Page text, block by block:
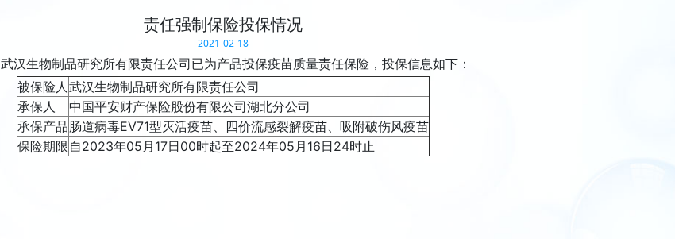
责任强制保险投保情况
2021-02-18
武汉生物制品研究所有限责任公司已为产品投保疫苗质量责任保险，投保信息如下：
被保险人 武汉生物制品研究所有限责任公司
承保人
中国平安财产保险股份有限公司湖北分公司
承保产品肠道病毒EV71型灭活疫苗、四价流感裂解疫苗、吸附破伤风疫苗
保险期限 自2023年05月17日00时起至2024年05月16日24时止